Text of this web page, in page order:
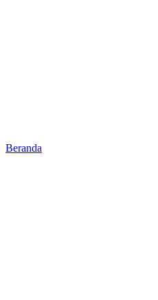
Beranda